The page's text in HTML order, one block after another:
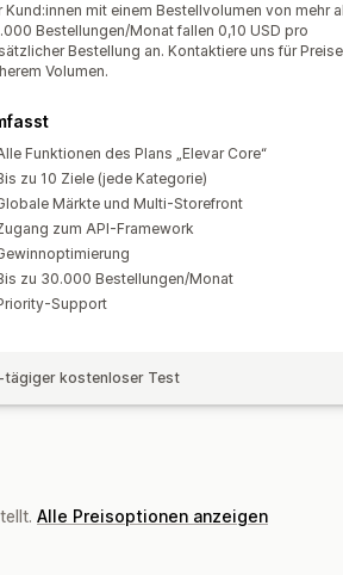
Kund:innen mit einem Bestellvolumen von mehr
Bestellungen/Monat fallen 0,10 USD pro
Bestellung an. Kontaktiere uns für
Volumen.
Funktionen des Plans „Elevar Core“
zu 10 Ziele (jede Kategorie)
Märkte und Multi-Storefront
zum API-Framework
zu 30.000 Bestellungen/Monat
Support
tägiger kostenloser Test
Alle Preisoptionen anzeigen